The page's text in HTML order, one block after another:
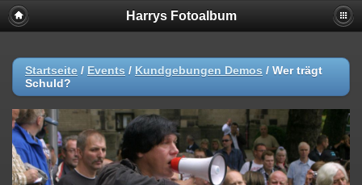
Harrys Fotoalbum
Startseite / Events / Kundgebungen Demos / Wer trägt
Schuld?